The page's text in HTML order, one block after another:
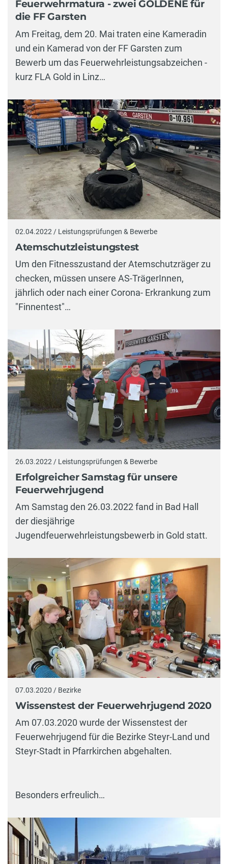
Feuerwehrmatura - zwei GOLDENE für
die FF Garsten
Am Freitag, dem 20. Mai traten eine Kameradin
und ein Kamerad von der FF Garsten zum
Bewerb um das Feuerwehrleistungsabzeichen -
kurz FLA Gold in Linz…
02.04.2022 / Leistungsprüfungen & Bewerbe
Atemschutzleistungstest
Um den Fitnesszustand der Atemschutzräger zu
checken, müssen unsere AS-TrägerInnen,
jährlich oder nach einer Corona- Erkrankung zum
"Finnentest"…
26.03.2022 / Leistungsprüfungen & Bewerbe
Erfolgreicher Samstag für unsere
Feuerwehrjugend
Am Samstag den 26.03.2022 fand in Bad Hall
der diesjährige
Jugendfeuerwehrleistungsbewerb in Gold statt.
07.03.2020 / Bezirke
Wissenstest der Feuerwehrjugend 2020
Am 07.03.2020 wurde der Wissenstest der
Feuerwehrjugend für die Bezirke Steyr-Land und
Steyr-Stadt in Pfarrkirchen abgehalten.
Besonders erfreulich…